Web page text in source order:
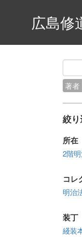
広島修
著者
絞
所在
2階
コレ
明治
装丁
綫装